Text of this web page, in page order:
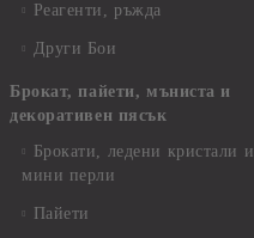
Реагенти, ръжда
Други Бои
Брокат, пайети, мъниста и
декоративен пясък
Брокати, ледени кристали и
мини перли
Пайети